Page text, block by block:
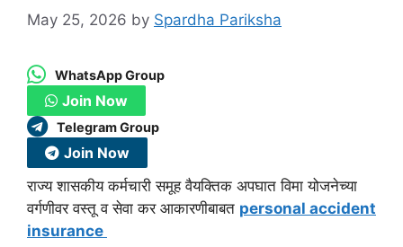
May 25, 2026 by Spardha Pariksha
WhatsApp Group
Join Now
Telegram Group
Join Now
राज्य शासकीय कर्मचारी समूह वैयक्तिक अपघात विमा योजनेच्या
वर्गणीवर वस्तू व सेवा कर आकारणीबाबत personal accident
insurance